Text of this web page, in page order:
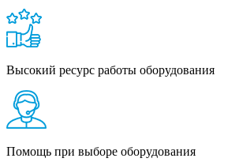
Высокий ресурс работы оборудования
Помощь при выборе оборудования